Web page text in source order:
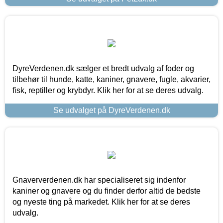
DyreVerdenen.dk sælger et bredt udvalg af foder og
tilbehør til hunde, katte, kaniner, gnavere, fugle, akvarier,
fisk, reptiller og krybdyr. Klik her for at se deres udvalg.
Se udvalget på DyreVerdenen.dk
Gnaververdenen.dk har specialiseret sig indenfor
kaniner og gnavere og du finder derfor altid de bedste
og nyeste ting på markedet. Klik her for at se deres
udvalg.